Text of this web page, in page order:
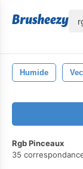
Humide
Rgb Pinceaux
35